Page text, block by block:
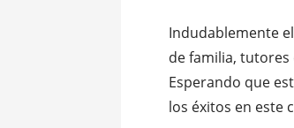
Indudablemente
de familia, tutores
Esperando que
los éxitos en este